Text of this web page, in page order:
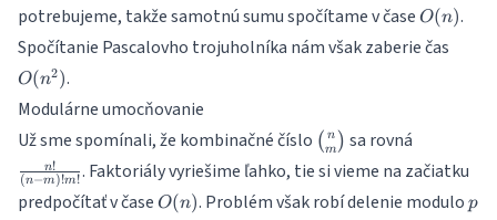
potrebujeme, takže samotnú sumu spočítame v čase O(n)
O(n).
Spočítanie Pascalovho trojuholníka nám však zaberie čas
O(n2).
Modulárne umocňovanie
Už sme spomínali, že kombinačné číslo {n
\choose
m}
( m
n ) sa rovná
{(n-
m)!m!}
(n−m)!m!
n!
. Faktoriály vyriešime ľahko, tie si vieme na začiatku
predpočítať v čase O(n)
O(n). Problém však robí delenie modulop
p